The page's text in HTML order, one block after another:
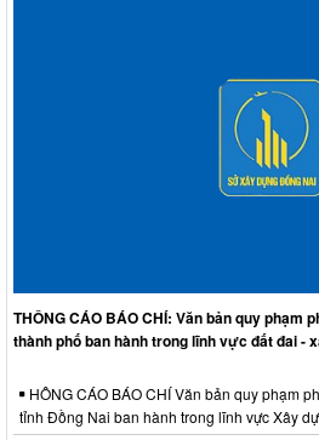
THÔNG CÁO BÁO CHÍ: Văn bản quy phạm
thành phố ban hành trong lĩnh vực đất đai -
HÔNG CÁO BÁO CHÍ Văn bản quy phạm
tỉnh Đồng Nai ban hành trong lĩnh vực Xây